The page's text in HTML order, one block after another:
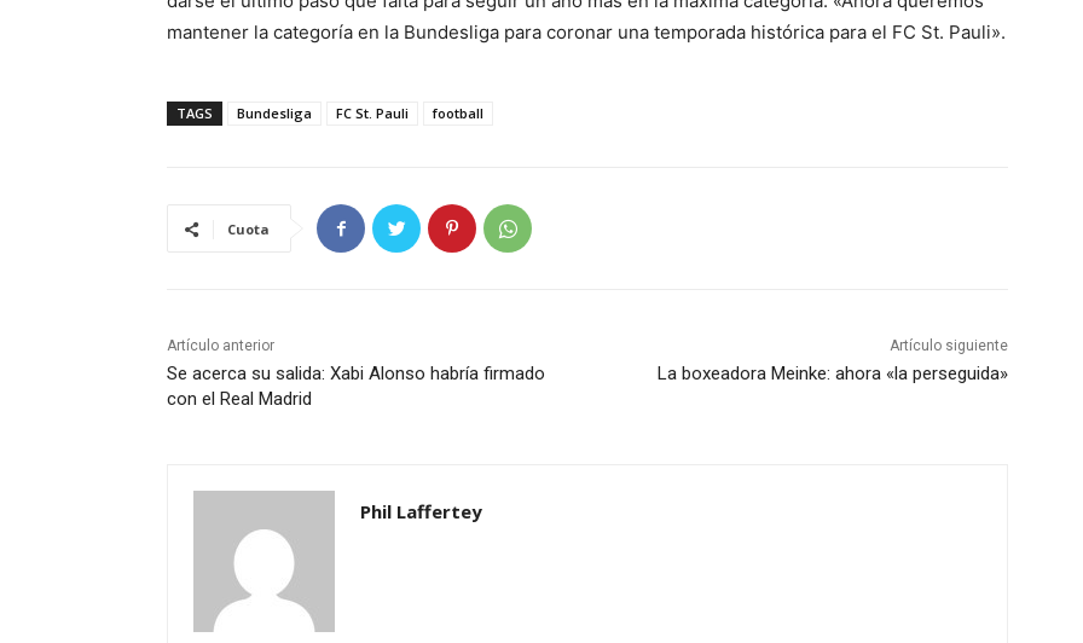
mantener la categoría en la Bundesliga para coronar una temporada histórica para el FC St. Pauli».
TAGS Bundesliga FC St. Pauli football
Cuota
Artículo anterior
Se acerca su salida: Xabi Alonso habría firmado
con el Real Madrid
Artículo siguiente
La boxeadora Meinke: ahora «la perseguida»
Phil Laffertey